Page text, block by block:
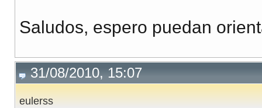
Saludos, espero puedan
31/08/2010, 15:07
eulerss